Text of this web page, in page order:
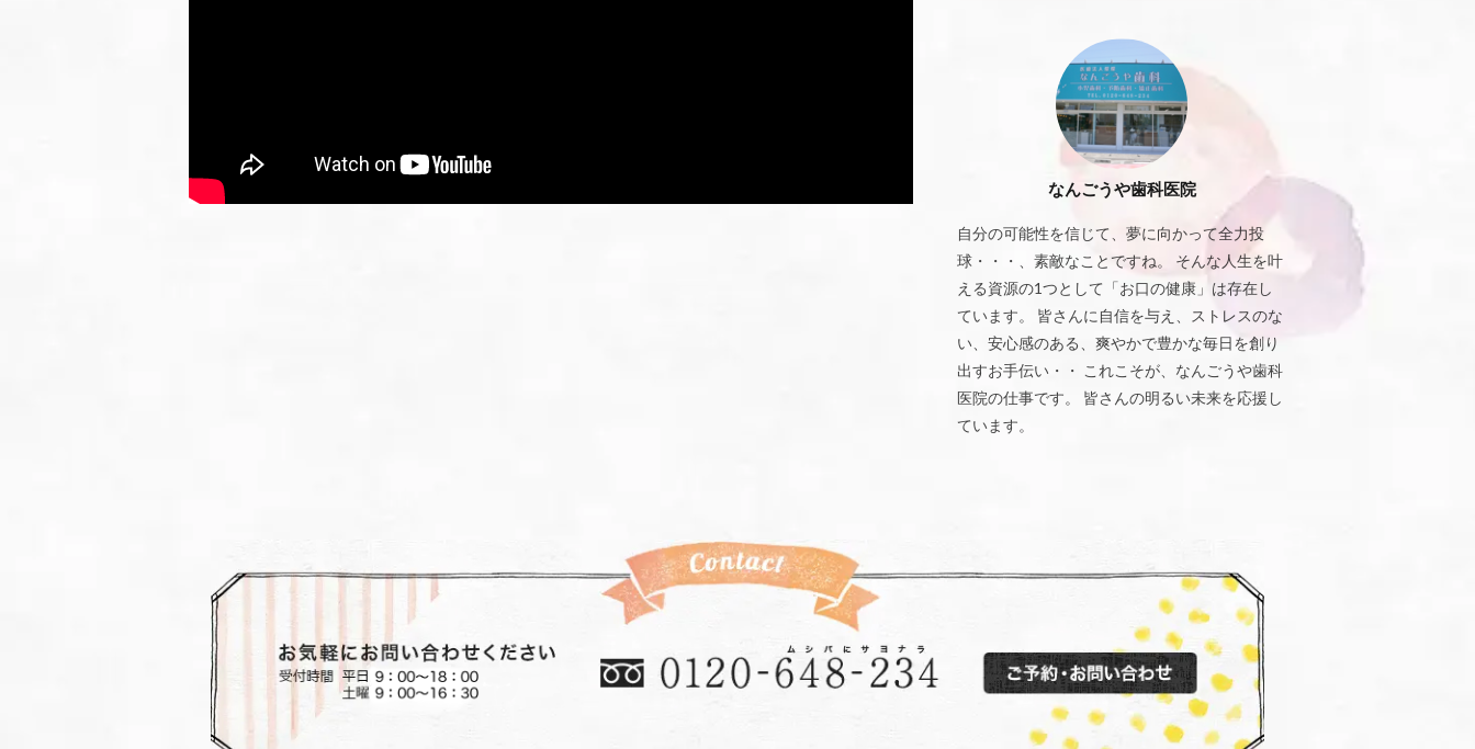
なんごうや歯科医院
自分の可能性を信じて、夢に向かって全力投
球・・・、素敵なことですね。 そんな人生を叶
える資源の1つとして「お口の健康」は存在し
ています。 皆さんに自信を与え、ストレスのな
い、安心感のある、爽やかで豊かな毎日を創り
出すお手伝い・・ これこそが、なんごうや歯科
医院の仕事です。 皆さんの明るい未来を応援し
ています。